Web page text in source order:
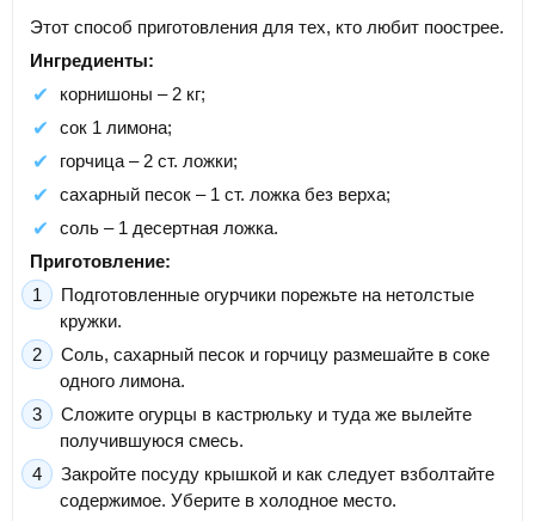
Этот способ приготовления для тех, кто любит поострее.
Ингредиенты:
корнишоны – 2 кг;
сок 1 лимона;
горчица – 2 ст. ложки;
сахарный песок – 1 ст. ложка без верха;
соль – 1 десертная ложка.
Приготовление:
Подготовленные огурчики порежьте на нетолстые
кружки.
Соль, сахарный песок и горчицу размешайте в соке
одного лимона.
Сложите огурцы в кастрюльку и туда же вылейте
получившуюся смесь.
Закройте посуду крышкой и как следует взболтайте
содержимое. Уберите в холодное место.